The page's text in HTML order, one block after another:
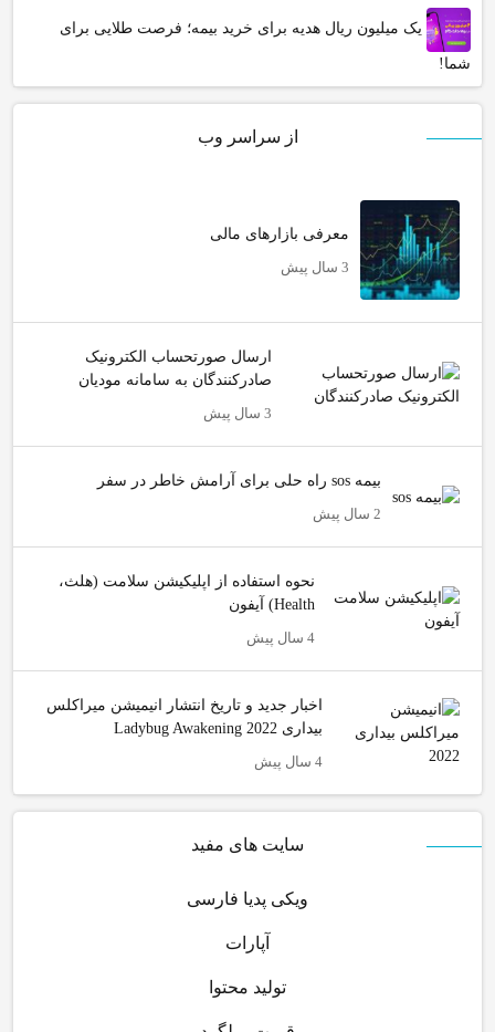
یک میلیون ریال هدیه برای خرید بیمه؛ فرصت طلایی برای
شما!
از سراسر وب
معرفی بازارهای مالی
3 سال پیش
ارسال صورتحساب الکترونیک
صادرکنندگان به سامانه مودیان
3 سال پیش
بیمه sos راه حلی برای آرامش خاطر در سفر
2 سال پیش
نحوه استفاده از اپلیکیشن سلامت (هلث،
Health) آیفون
4 سال پیش
اخبار جدید و تاریخ انتشار انیمیشن میراکلس
بیداری 2022 Ladybug Awakening
4 سال پیش
سایت های مفید
ویکی پدیا فارسی
آپارات
تولید محتوا